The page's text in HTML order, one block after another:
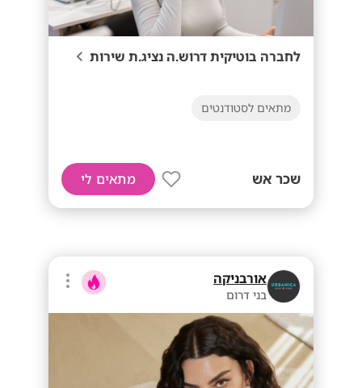
לחברה בוטיקית דרוש.ה נציג.ת שירות
מתאים לסטודנטים
שכר אש מתאים לי
אורבניקה
בני דרום